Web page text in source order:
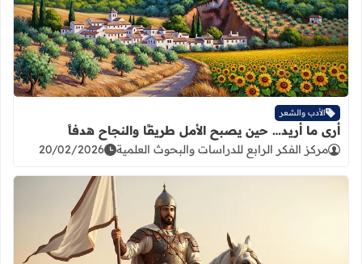
اقرأ المزيد عن أرى ما أريد… حين
الأدب والشعر
أرى ما أريد… حين يصبح الأمل طريقًا والنجاح هدفاً
مركز الفكر الرابع للدراسات والبحوث العلمية 20/02/2026